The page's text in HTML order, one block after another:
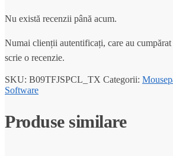
Nu există recenzii până acum.
Numai clienții autentificați, care au cumpărat
scrie o recenzie.
SKU: B09TFJSPCL_TX Categorii:
Software
Produse similare